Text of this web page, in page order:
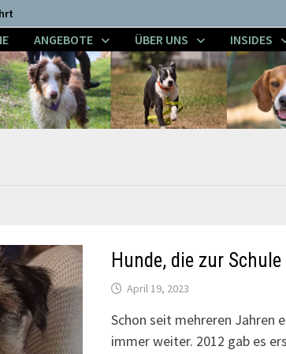
ANGEBOTE ÜBER UNS INSIDES
Hunde, die zur Schule
April 19, 2023
Schon seit mehreren
immer weiter. 2012 gab es